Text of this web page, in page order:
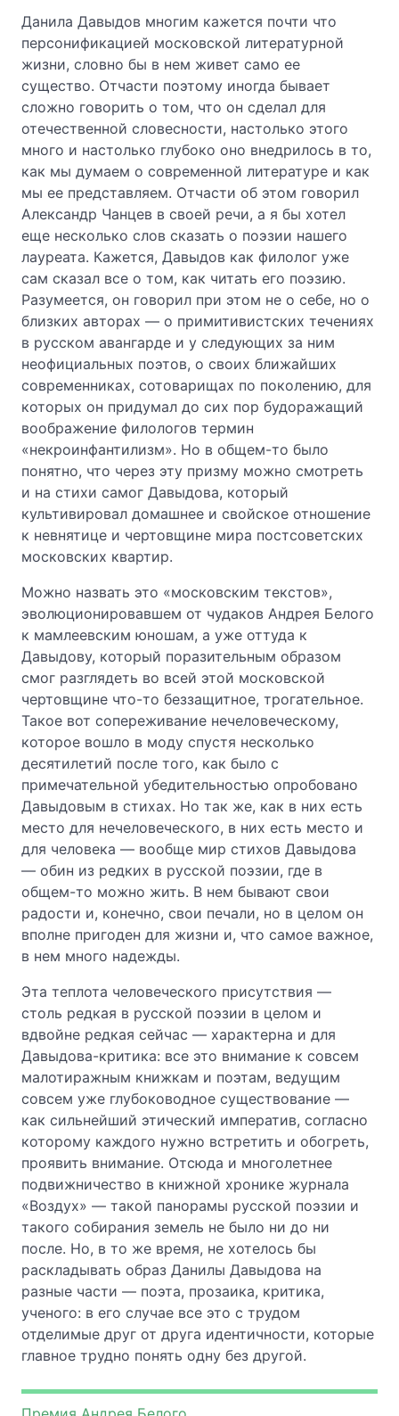
Данила Давыдов многим кажется почти что
персонификацией московской литературной
жизни, словно бы в нем живет само ее
существо. Отчасти поэтому иногда бывает
сложно говорить о том, что он сделал для
отечественной словесности, настолько этого
много и настолько глубоко оно внедрилось в то,
как мы думаем о современной литературе и как
мы ее представляем. Отчасти об этом говорил
Александр Чанцев в своей речи, а я бы хотел
еще несколько слов сказать о поэзии нашего
лауреата. Кажется, Давыдов как филолог уже
сам сказал все о том, как читать его поэзию.
Разумеется, он говорил при этом не о себе, но о
близких авторах — о примитивистских течениях
в русском авангарде и у следующих за ним
неофициальных поэтов, о своих ближайших
современниках, сотоварищах по поколению, для
которых он придумал до сих пор будоражащий
воображение филологов термин
«некроинфантилизм». Но в общем-то было
понятно, что через эту призму можно смотреть
и на стихи самог Давыдова, который
культивировал домашнее и свойское отношение
к невнятице и чертовщине мира постсоветских
московских квартир.
Можно назвать это «московским текстов»,
эволюционировавшем от чудаков Андрея Белого
к мамлеевским юношам, а уже оттуда к
Давыдову, который поразительным образом
смог разглядеть во всей этой московской
чертовщине что-то беззащитное, трогательное.
Такое вот сопереживание нечеловеческому,
которое вошло в моду спустя несколько
десятилетий после того, как было с
примечательной убедительностью опробовано
Давыдовым в стихах. Но так же, как в них есть
место для нечеловеческого, в них есть место и
для человека — вообще мир стихов Давыдова
— обин из редких в русской поэзии, где в
общем-то можно жить. В нем бывают свои
радости и, конечно, свои печали, но в целом он
вполне пригоден для жизни и, что самое важное,
в нем много надежды.
Эта теплота человеческого присутствия —
столь редкая в русской поэзии в целом и
вдвойне редкая сейчас — характерна и для
Давыдова-критика: все это внимание к совсем
малотиражным книжкам и поэтам, ведущим
совсем уже глубоководное существование —
как сильнейший этический императив, согласно
которому каждого нужно встретить и обогреть,
проявить внимание. Отсюда и многолетнее
подвижничество в книжной хронике журнала
«Воздух» — такой панорамы русской поэзии и
такого собирания земель не было ни до ни
после. Но, в то же время, не хотелось бы
раскладывать образ Данилы Давыдова на
разные части — поэта, прозаика, критика,
ученого: в его случае все это с трудом
отделимые друг от друга идентичности, которые
главное трудно понять одну без другой.